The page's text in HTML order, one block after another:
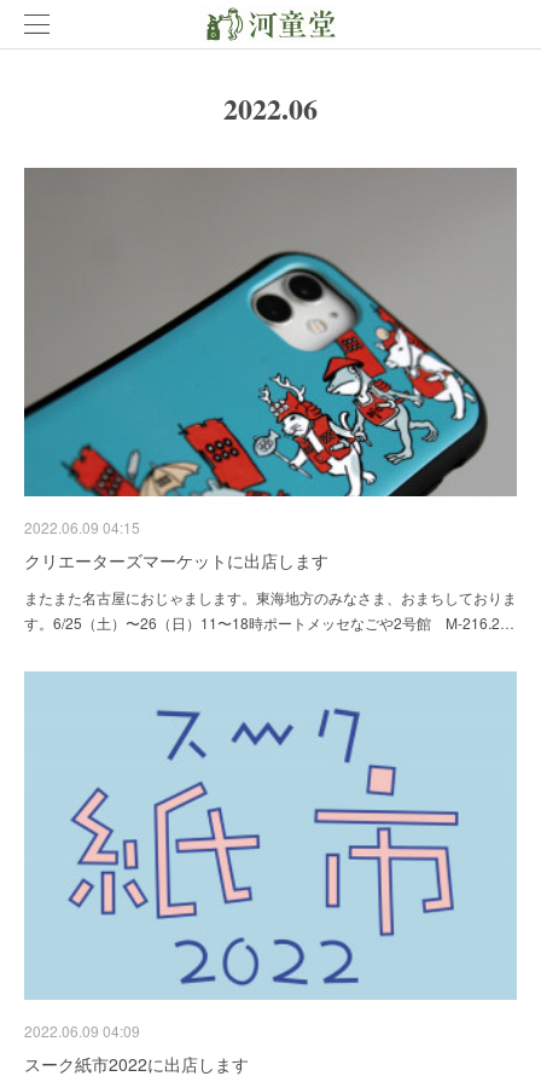
2022.06
2022.06.09 04:15
クリエーターズマーケットに出店します
またまた名古屋におじゃまします。東海地方のみなさま、おまちしておりま
す。6/25（土）〜26（日）11〜18時ポートメッセなごや2号館 M-216.2…
2022.06.09 04:09
スーク紙市2022に出店します